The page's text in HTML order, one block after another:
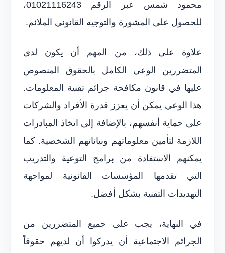
محمود شمس عبر الرقم 01021116243،
للحصول على المشورة والتوجيه القانوني الملائم.
علاوة على ذلك، من المهم أن يكون لدى
المتضررين الوعي الكامل بالحقوق المنصوص
عليها في قانون مكافحة جرائم تقنية المعلومات.
هذا الوعي يمكن أن يعزز قدرة الأفراد والشركات
على حماية أنفسهم، بالإضافة إلى اتخاذ المبادرات
اللازمة لتأمين معلوماتهم وبياناتهم الشخصية. كما
يمكنهم الاستفادة من برامج التوعية والتدريب
التي تقدمها المؤسسات القانونية لمواجهة
التهديدات التقنية بشكل أفضل.
في النهاية، يجب على جميع المتضررين من
الجرائم الاجتماعية أن يدركوا أن لديهم حقوقاً